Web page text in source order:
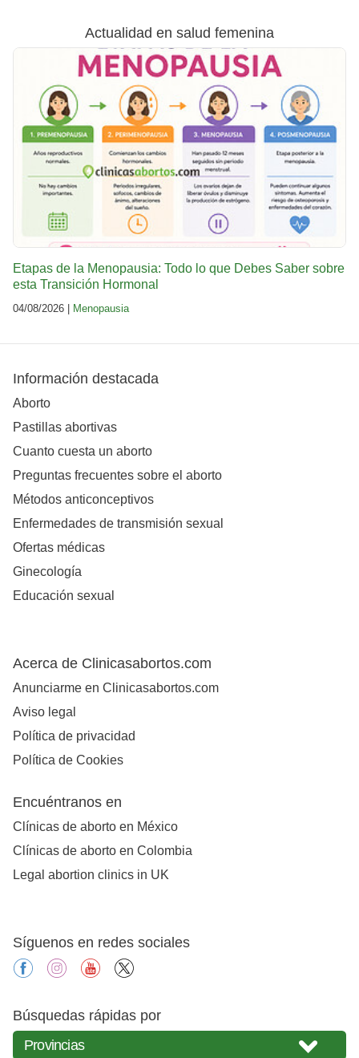
Actualidad en salud femenina
Etapas de la Menopausia: Todo lo que Debes Saber sobre
esta Transición Hormonal
04/08/2026 | Menopausia
Información destacada
Aborto
Pastillas abortivas
Cuanto cuesta un aborto
Preguntas frecuentes sobre el aborto
Métodos anticonceptivos
Enfermedades de transmisión sexual
Ofertas médicas
Ginecología
Educación sexual
Acerca de Clinicasabortos.com
Anunciarme en Clinicasabortos.com
Aviso legal
Política de privacidad
Política de Cookies
Encuéntranos en
Clínicas de aborto en México
Clínicas de aborto en Colombia
Legal abortion clinics in UK
Síguenos en redes sociales
facebookinstagramyoutube
Búsquedas rápidas por